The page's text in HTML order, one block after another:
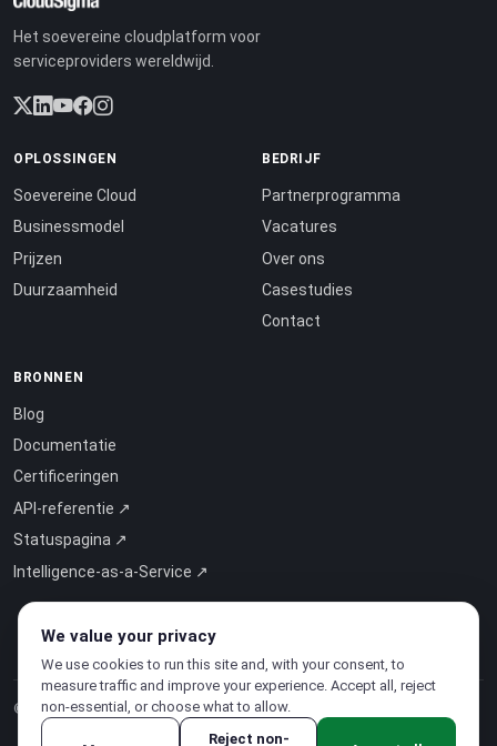
Het soevereine cloudplatform voor
serviceproviders wereldwijd.
OPLOSSINGEN
Soevereine Cloud
Businessmodel
Prijzen
Duurzaamheid
BEDRIJF
Partnerprogramma
Vacatures
Over ons
Casestudies
Contact
BRONNEN
Blog
Documentatie
Certificeringen
API-referentie ↗
Statuspagina ↗
Intelligence-as-a-Service ↗
© 2026 CloudSigma Holding AG.Alle rechten voorbehouden
We value your privacy
We use cookies to run this site and, with your consent, to
measure traffic and improve your experience. Accept all, reject
non-essential, or choose what to allow.
Reject non-